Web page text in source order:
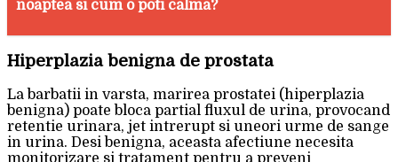
noaptea si cum o poti calma?
Hiperplazia benigna de prostata
La barbatii in varsta, marirea prostatei (hiperplazia
benigna) poate bloca partial fluxul de urina, provocand
retentie urinara, jet intrerupt si uneori urme de sange
in urina. Desi benigna, aceasta afectiune necesita
monitorizare si tratament pentru a preveni